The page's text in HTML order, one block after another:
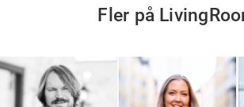
Fler på